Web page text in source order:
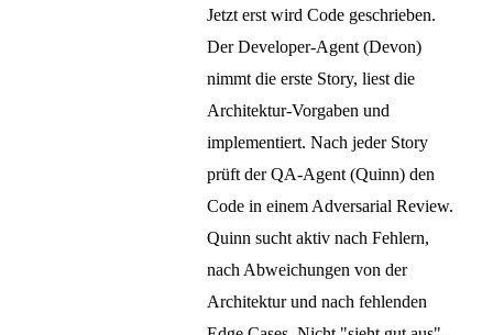
Jetzt erst wird Code geschrieben.
Der Developer-Agent (Devon)
nimmt die erste Story, liest die
Architektur-Vorgaben und
implementiert. Nach jeder Story
prüft der QA-Agent (Quinn) den
Code in einem Adversarial Review.
Quinn sucht aktiv nach Fehlern,
nach Abweichungen von der
Architektur und nach fehlenden